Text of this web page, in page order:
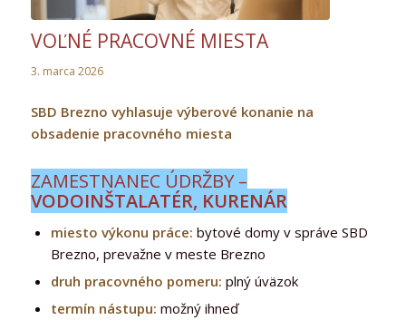
VOĽNÉ PRACOVNÉ MIESTA
3. marca 2026
SBD Brezno vyhlasuje výberové konanie na
obsadenie pracovného miesta
ZAMESTNANEC ÚDRŽBY –
VODOINŠTALATÉR, KURENÁR
miesto výkonu práce: bytové domy v správe SBD
Brezno, prevažne v meste Brezno
druh pracovného pomeru: plný úväzok
termín nástupu: možný ihneď